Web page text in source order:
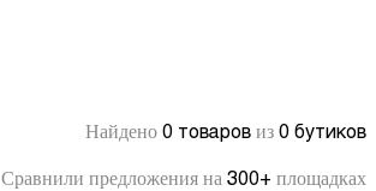
Найдено 0 товаров из 0 бутиков
Сравнили предложения на 300+ площадках